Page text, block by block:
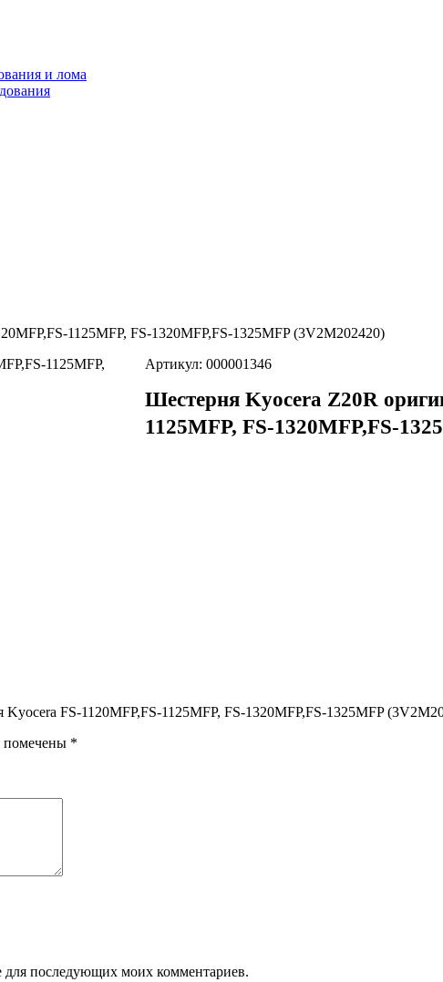
и лома
1125MFP, FS-1320MFP,FS-1325MFP (3V2M202420)
Артикул: 000001346
Шестерня Kyocera Z20R
1125MFP, FS-1320MFP,FS-
FS-1120MFP,FS-1125MFP, FS-1320MFP,FS-1325MFP
помечены *
для последующих моих комментариев.